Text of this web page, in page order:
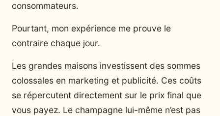
consommateurs.
Pourtant, mon expérience me prouve le
contraire chaque jour.
Les grandes maisons investissent des sommes
colossales en marketing et publicité. Ces coûts
se répercutent directement sur le prix final que
vous payez. Le champagne lui-même n’est pas